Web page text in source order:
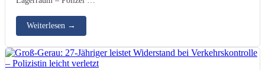
Weiterlesen →